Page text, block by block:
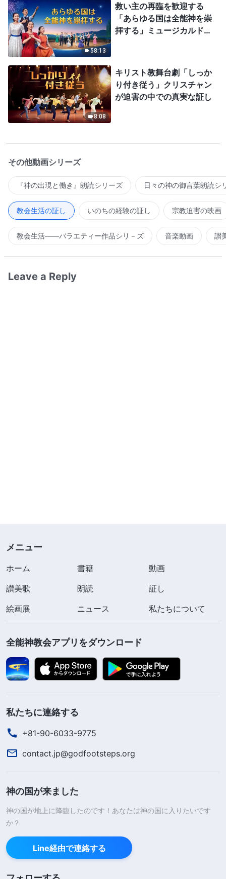
58:13
救い主の再臨を歓迎する
「あらゆる国は全能神を崇
拝する」ミュージカルドラ
8:08
キリスト教舞台劇「しっか
り付き従う」クリスチャン
が迫害の中での真実な証し
その他動画シリーズ
『神の出現と働き』朗読シリーズ 日々の神の御言葉朗読シ
教会生活の証し いのちの経験の証し 宗教迫害の映画
教会生活――バラエティー作品シリ－ズ 音楽動画 讃
Leave a Reply
メニュー
ホーム 書籍
動画
讃美歌
朗読
証し
絵画展
ニュース 私たちについて
全能神教会アプリをダウンロード
私たちに連絡する
+81-90-6033-9775
contact.jp@godfootsteps.org
神の国が来ました
神の国が地上に降臨したのです！あなたは神の国に入りたいです
か？
Line経由で連絡する